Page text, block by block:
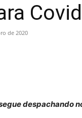
de 2020
despachando